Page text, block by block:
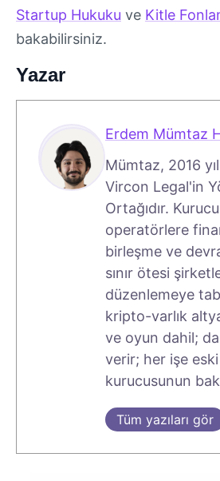
Startup Hukuku ve Kitle
bakabilirsiniz.
Yazar
Erdem Mümtaz
Mümtaz, 2016
Vircon Legal'in
Ortağıdır.
operatörlere
birleşme ve
sınır ötesi
düzenlemeye
kripto-varlık
ve oyun dahil;
verir; her işe
kurucusunun
Tüm yazıları gör